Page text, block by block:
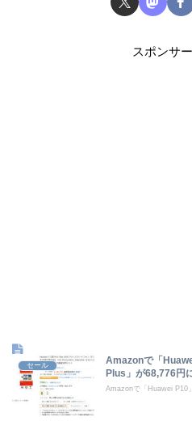
スポンサ
セール
Amazonで「
Plus」が68,776円
Amazonで「Huawei P10